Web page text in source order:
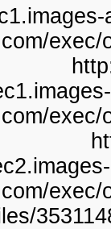
http://
http://
http://g-